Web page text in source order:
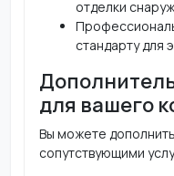
отделки
стандарту для
для вашего
Вы можете
сопутствующими